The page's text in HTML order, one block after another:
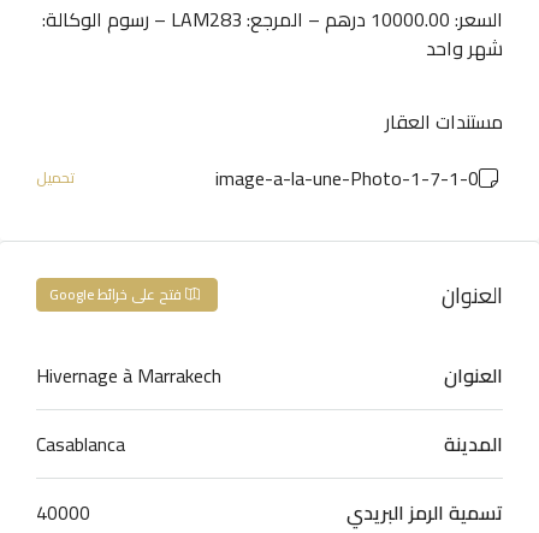
السعر: 10000.00 درهم – المرجع: LAM283 – رسوم الوكالة:
شهر واحد
مستندات العقار
0-image-a-la-une-Photo-1-7-1
تحميل
العنوان فتح على خرائط Google
العنوان
Hivernage à Marrakech
المدينة
Casablanca
تسمية الرمز البريدي
40000